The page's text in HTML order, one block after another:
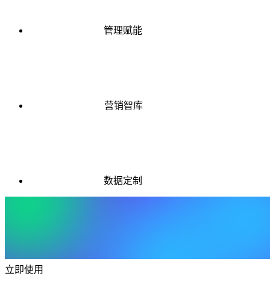
管理赋能
营销智库
数据定制
立即使用